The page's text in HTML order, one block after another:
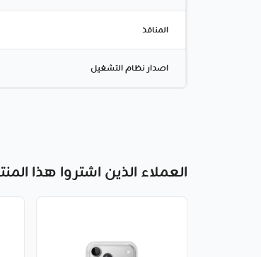
المنافذ
اصدار نظام التشغيل
العملاء الذين اشتروا هذا